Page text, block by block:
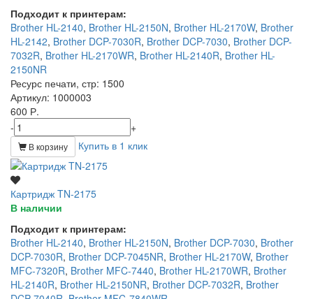
Подходит к принтерам:
Brother HL-2140, Brother HL-2150N, Brother HL-2170W, Brother
HL-2142, Brother DCP-7030R, Brother DCP-7030, Brother DCP-
7032R, Brother HL-2170WR, Brother HL-2140R, Brother HL-
2150NR
Ресурс печати, стр: 1500
Артикул: 1000003
600 Р.
-
+
В корзину Купить в 1 клик
Картридж TN-2175
В наличии
Подходит к принтерам:
Brother HL-2140, Brother HL-2150N, Brother DCP-7030, Brother
DCP-7030R, Brother DCP-7045NR, Brother HL-2170W, Brother
MFC-7320R, Brother MFC-7440, Brother HL-2170WR, Brother
HL-2140R, Brother HL-2150NR, Brother DCP-7032R, Brother